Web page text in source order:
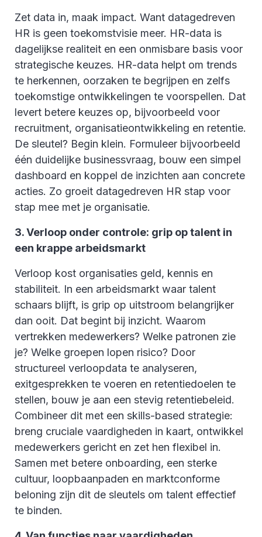
Zet data in, maak impact. Want datagedreven
HR is geen toekomstvisie meer. HR-data is
dagelijkse realiteit en een onmisbare basis voor
strategische keuzes. HR-data helpt om trends
te herkennen, oorzaken te begrijpen en zelfs
toekomstige ontwikkelingen te voorspellen. Dat
levert betere keuzes op, bijvoorbeeld voor
recruitment, organisatieontwikkeling en retentie.
De sleutel? Begin klein. Formuleer bijvoorbeeld
één duidelijke businessvraag, bouw een simpel
dashboard en koppel de inzichten aan concrete
acties. Zo groeit datagedreven HR stap voor
stap mee met je organisatie.
3. Verloop onder controle: grip op talent in
een krappe arbeidsmarkt
Verloop kost organisaties geld, kennis en
stabiliteit. In een arbeidsmarkt waar talent
schaars blijft, is grip op uitstroom belangrijker
dan ooit. Dat begint bij inzicht. Waarom
vertrekken medewerkers? Welke patronen zie
je? Welke groepen lopen risico? Door
structureel verloopdata te analyseren,
exitgesprekken te voeren en retentiedoelen te
stellen, bouw je aan een stevig retentiebeleid.
Combineer dit met een skills-based strategie:
breng cruciale vaardigheden in kaart, ontwikkel
medewerkers gericht en zet hen flexibel in.
Samen met betere onboarding, een sterke
cultuur, loopbaanpaden en marktconforme
beloning zijn dit de sleutels om talent effectief
te binden.